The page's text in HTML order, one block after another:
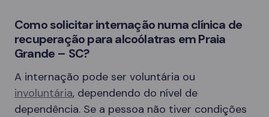
Como solicitar internação numa clínica de
recuperação para alcoólatras em Praia
Grande – SC?
A internação pode ser voluntária ou
involuntária, dependendo do nível de
dependência. Se a pessoa não tiver condições